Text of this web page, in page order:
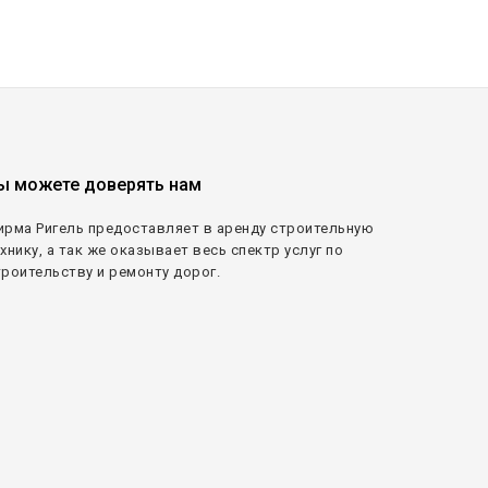
можете доверять нам
Ригель предоставляет в аренду строительную
а так же оказывает весь спектр услуг по
и ремонту дорог.